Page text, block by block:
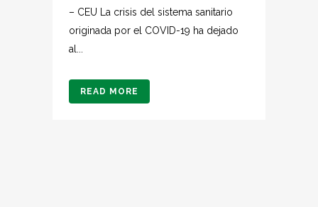
– CEU La crisis del sistema sanitario
originada por el COVID-19 ha dejado
al...
READ MORE